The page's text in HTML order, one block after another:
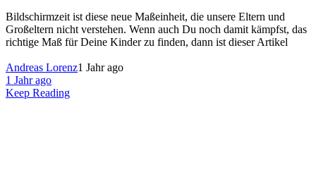
Bildschirmzeit ist diese neue Maßeinheit, die unsere Eltern und
Großeltern nicht verstehen. Wenn auch Du noch damit kämpfst, das
richtige Maß für Deine Kinder zu finden, dann ist dieser Artikel
Andreas Lorenz1 Jahr ago
1 Jahr ago
Keep Reading